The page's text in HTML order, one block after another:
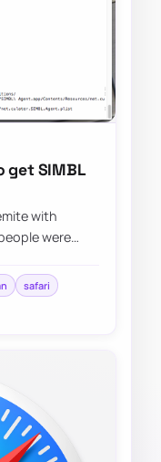
get SIMBL
with
were
safari